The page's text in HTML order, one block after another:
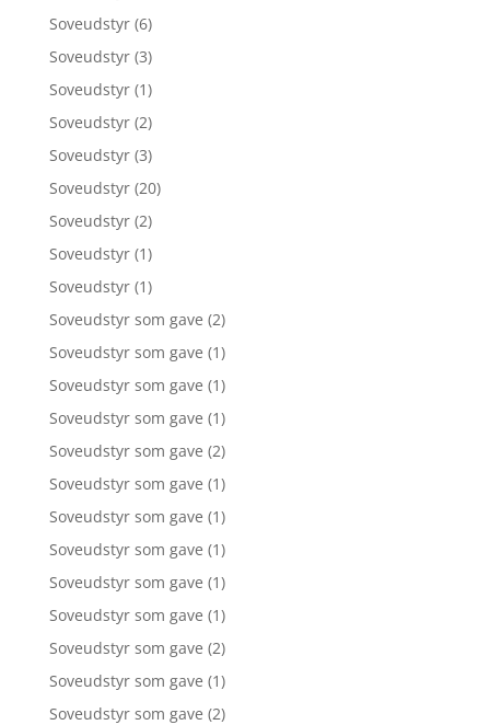
Soveudstyr (6)
Soveudstyr (3)
Soveudstyr (1)
Soveudstyr (2)
Soveudstyr (3)
Soveudstyr (20)
Soveudstyr (2)
Soveudstyr (1)
Soveudstyr (1)
Soveudstyr som gave (2)
Soveudstyr som gave (1)
Soveudstyr som gave (1)
Soveudstyr som gave (1)
Soveudstyr som gave (2)
Soveudstyr som gave (1)
Soveudstyr som gave (1)
Soveudstyr som gave (1)
Soveudstyr som gave (1)
Soveudstyr som gave (1)
Soveudstyr som gave (2)
Soveudstyr som gave (1)
Soveudstyr som gave (2)